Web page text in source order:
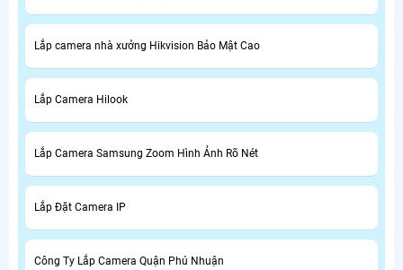
Lắp camera nhà xưởng Hikvision Bảo Mật Cao
Lắp Camera Hilook
Lắp Camera Samsung Zoom Hình Ảnh Rõ Nét
Lắp Đặt Camera IP
Công Ty Lắp Camera Quận Phú Nhuận